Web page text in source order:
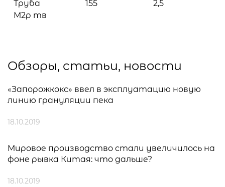
Труба
М2р тв
155 2,5
Обзоры, статьи, новости
«Запорожкокс» ввел в эксплуатацию новую
линию грануляции пека
18.10.2019
Мировое производство стали увеличилось на
фоне рывка Китая: что дальше?
18.10.2019